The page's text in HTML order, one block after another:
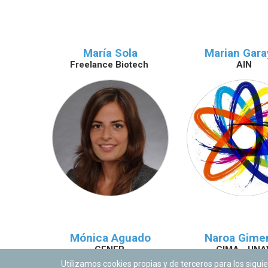
María Sola
Freelance Biotech
Marian
AIN
Mónica Aguado
CENER
Naroa
CIMA -
Utilizamos cookies propias y de terceros para los